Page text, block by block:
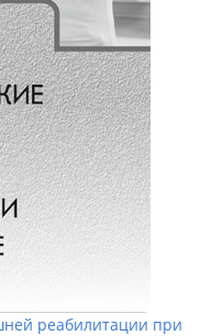
реабилитации при